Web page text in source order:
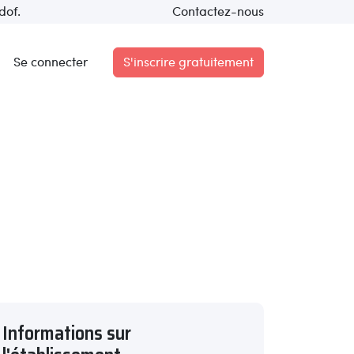
Contactez-nous
Se connecter S'inscrire gratuitement
Informations sur